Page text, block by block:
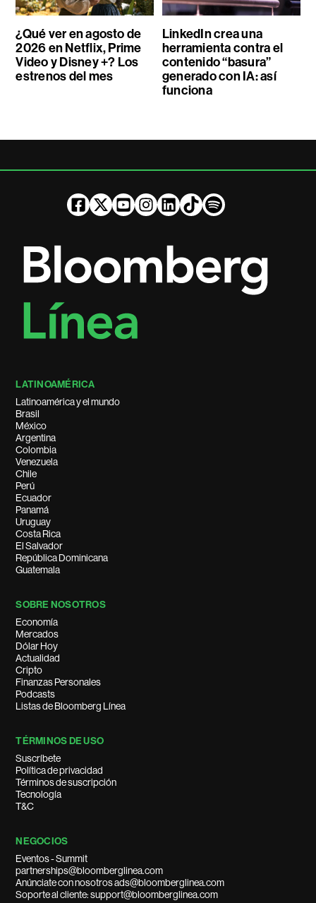
¿Qué ver en agosto de
2026 en Netflix, Prime
Video y Disney +? Los
estrenos del mes
LinkedIn crea una
herramienta contra el
contenido “basura”
generado con IA: así
funciona
LATINOAMÉRICA
Latinoamérica y el mundo
Brasil
México
Argentina
Colombia
Venezuela
Chile
Perú
Ecuador
Panamá
Uruguay
Costa Rica
El Salvador
República Dominicana
Guatemala
SOBRE NOSOTROS
Economía
Mercados
Dólar Hoy
Actualidad
Cripto
Finanzas Personales
Podcasts
Listas de Bloomberg Línea
TÉRMINOS DE USO
Suscríbete
Política de privacidad
Términos de suscripción
Tecnología
T&C
NEGOCIOS
Eventos - Summit
partnerships@bloomberglinea.com
Anúnciate con nosotros ads@bloomberglinea.com
Soporte al cliente: support@bloomberglinea.com